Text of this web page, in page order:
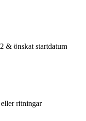
& önskat startdatum
ritningar